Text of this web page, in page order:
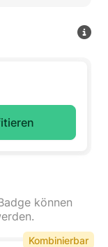
können
Kombinierbar